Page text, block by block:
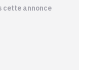
cette annonce